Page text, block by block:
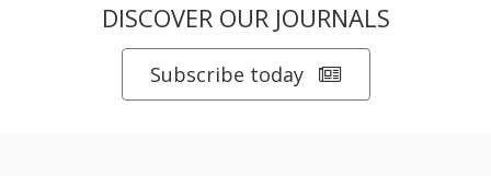
DISCOVER OUR JOURNALS
Subscribe today